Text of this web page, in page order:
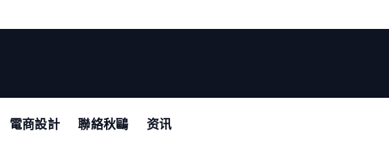
電商設計 聯絡秋鷗 资讯